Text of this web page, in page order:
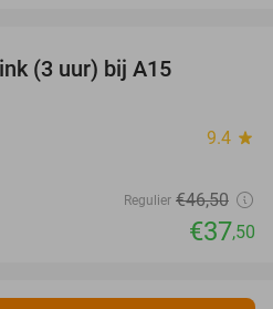
(3 uur) bij A15
9.4 star
Regulier €46,50
€37,50